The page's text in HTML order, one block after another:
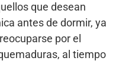
que desean
antes de dormir, ya
por el
al tiempo